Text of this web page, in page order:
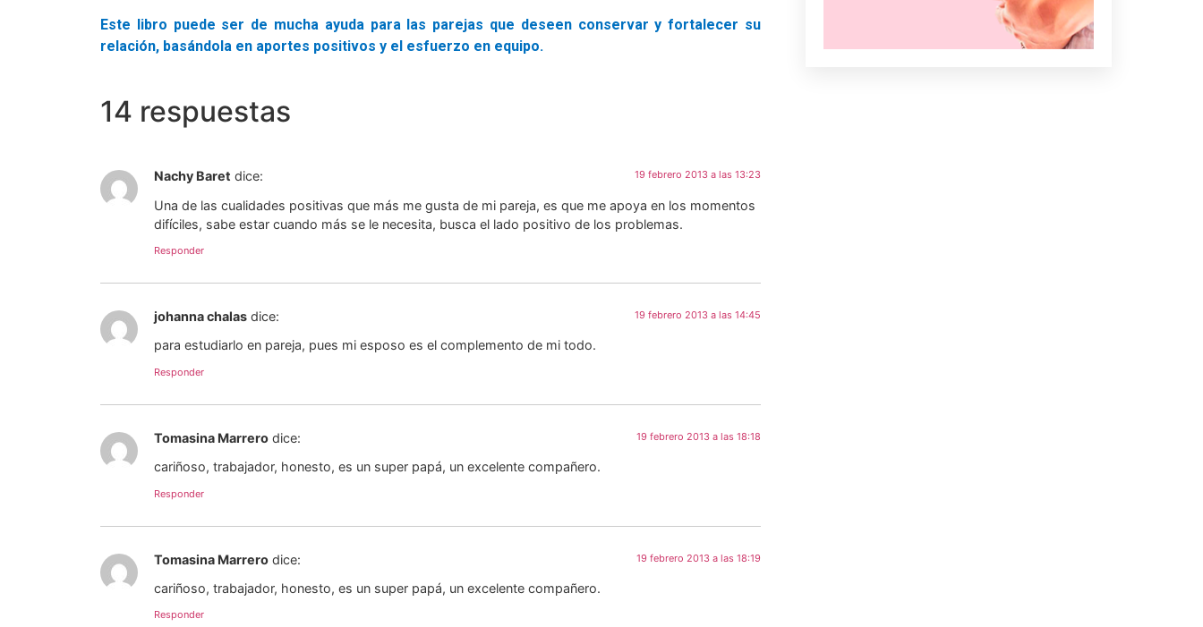
Este libro puede ser de mucha ayuda para las parejas que deseen conservar y fortalecer su
relación, basándola en aportes positivos y el esfuerzo en equipo.
14 respuestas
Nachy Baret dice: 19 febrero 2013 a las 13:23
Una de las cualidades positivas que más me gusta de mi pareja, es que me apoya en los momentos
difíciles, sabe estar cuando más se le necesita, busca el lado positivo de los problemas.
Responder
johanna chalas dice: 19 febrero 2013 a las 14:45
para estudiarlo en pareja, pues mi esposo es el complemento de mi todo.
Responder
Tomasina Marrero dice: 19 febrero 2013 a las 18:18
cariñoso, trabajador, honesto, es un super papá, un excelente compañero.
Responder
Tomasina Marrero dice: 19 febrero 2013 a las 18:19
cariñoso, trabajador, honesto, es un super papá, un excelente compañero.
Responder